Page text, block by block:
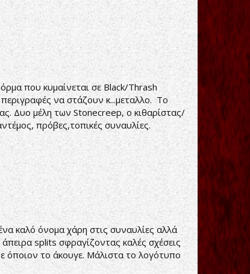
που κυμαίνεται σε Black/Thrash
να στάζουν κ...μεταλλο. Το
Δυο μέλη των Stonecreep, ο κιθαρίστας/
πρόβες,τοπικές συναυλίες.
καλό όνομα χάρη στις συναυλίες αλλά
splits σφραγίζοντας καλές σχέσεις
όποιον το άκουγε. Μάλιστα το λογότυπο